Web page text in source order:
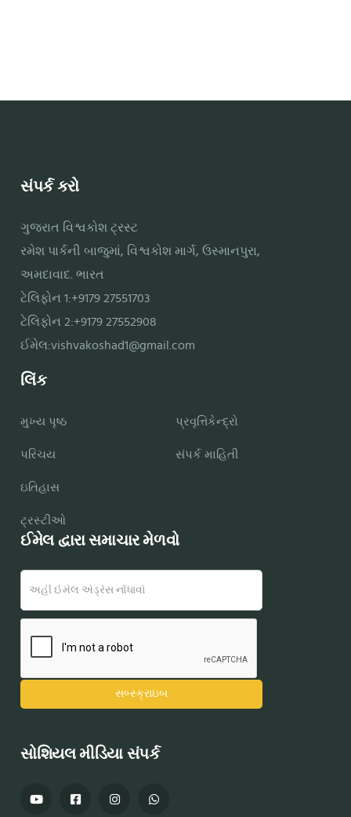
સંપર્ક કરો
ગુજરાત વિશ્વકોશ ટ્રસ્ટ
રમેશ પાર્કની બાજુમાં, વિશ્વકોશ માર્ગ, ઉસ્માનપુરા,
અમદાવાદ. ભારત
ટેલિફોન 1:+9179 27551703
ટેલિફોન 2:+9179 27552908
ઈમેલ:vishvakoshad1@gmail.com
લિંક
મુખ્ય પૃષ્ઠ
પરિચય
ઇતિહાસ
ટ્રસ્ટીઓ
પ્રવૃત્તિકેન્દ્રો
સંપર્ક માહિતી
ઈમેલ દ્વારા સમાચાર મેળવો
સોશિયલ મીડિયા સંપર્ક